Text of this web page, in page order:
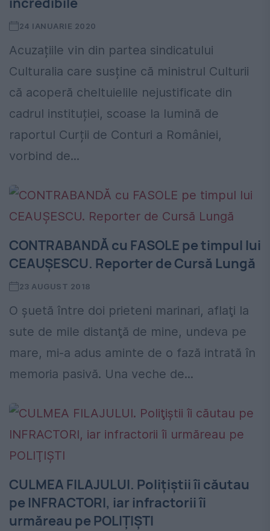
24 IANUARIE 2020
Acuzațiile vin din partea sindicatului
Culturalia care susține că ministrul Culturii
că acoperă cheltuielile nejustificate din
cadrul instituției, scoase la lumină de
raportul Curții de Conturi a României,
vorbind de...
CONTRABANDĂ cu FASOLE pe timpul lui
CEAUŞESCU. Reporter de Cursă Lungă
23 AUGUST 2018
O şuetă între doi prieteni marinari, aflaţi la
sute de mile distanţă de mine, undeva pe
mare, mi-a adus aminte de o fază intrată în
memoria pasivă. Una veche de...
CULMEA FILAJULUI. Poliţiştii îi căutau
pe INFRACTORI, iar infractorii îi
urmăreau pe POLIŢIŞTI